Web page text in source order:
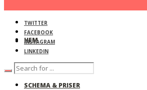
HEM
SCHEMA & PRISER
TWITTER
FACEBOOK
INSTAGRAM
LINKEDIN